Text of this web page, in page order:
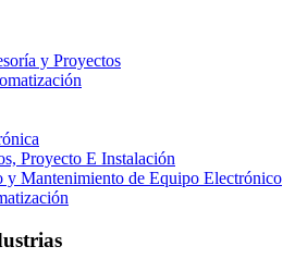
y Proyectos
Proyecto E Instalación
y Mantenimiento de Equipo Electrónico